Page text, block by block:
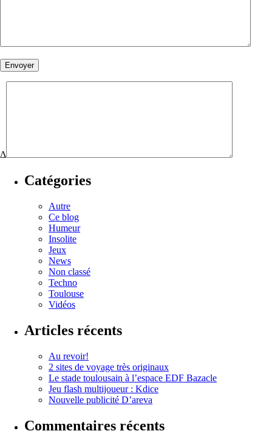
Δ
Catégories
Autre
Ce blog
Humeur
Insolite
Jeux
News
Non classé
Techno
Toulouse
Vidéos
Articles récents
Au revoir!
2 sites de voyage très originaux
Le stade toulousain à l’espace EDF Bazacle
Jeu flash multijoueur : Kdice
Nouvelle publicité D’areva
Commentaires récents